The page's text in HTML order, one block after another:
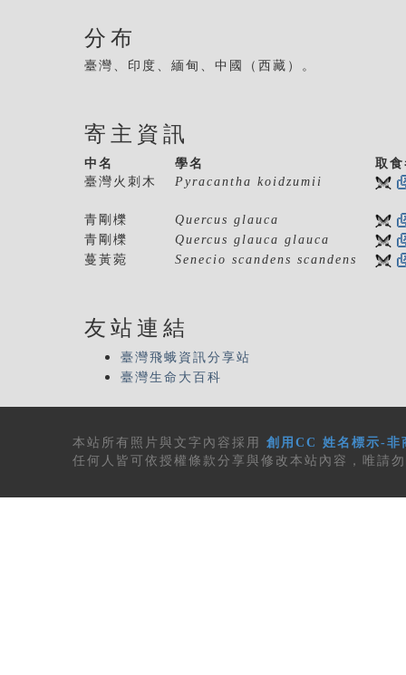
分布
臺灣、印度、緬甸、中國（西藏）。
寄主資訊
中名 學名 取
臺灣火刺木 Pyracantha koidzumii
青剛櫟
Quercus glauca
青剛櫟
Quercus glauca glauca
蔓黃菀
Senecio scandens scandens
友站連結
臺灣飛蛾資訊分享站
臺灣生命大百科
本站所有 照片與文字內容 採用 創用CC 姓名標示-
任何人皆可依授權條款分享與修改本站內容，唯請